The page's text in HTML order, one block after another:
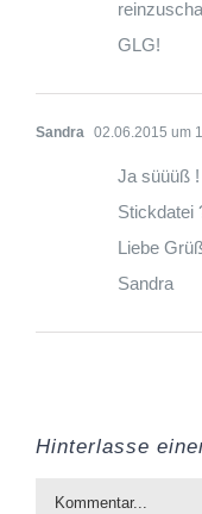
GLG!
Sandra 02.06.2015 um
Ja süüüß
Stickdatei
Liebe
Sandra
Hinterlasse
Kommentar